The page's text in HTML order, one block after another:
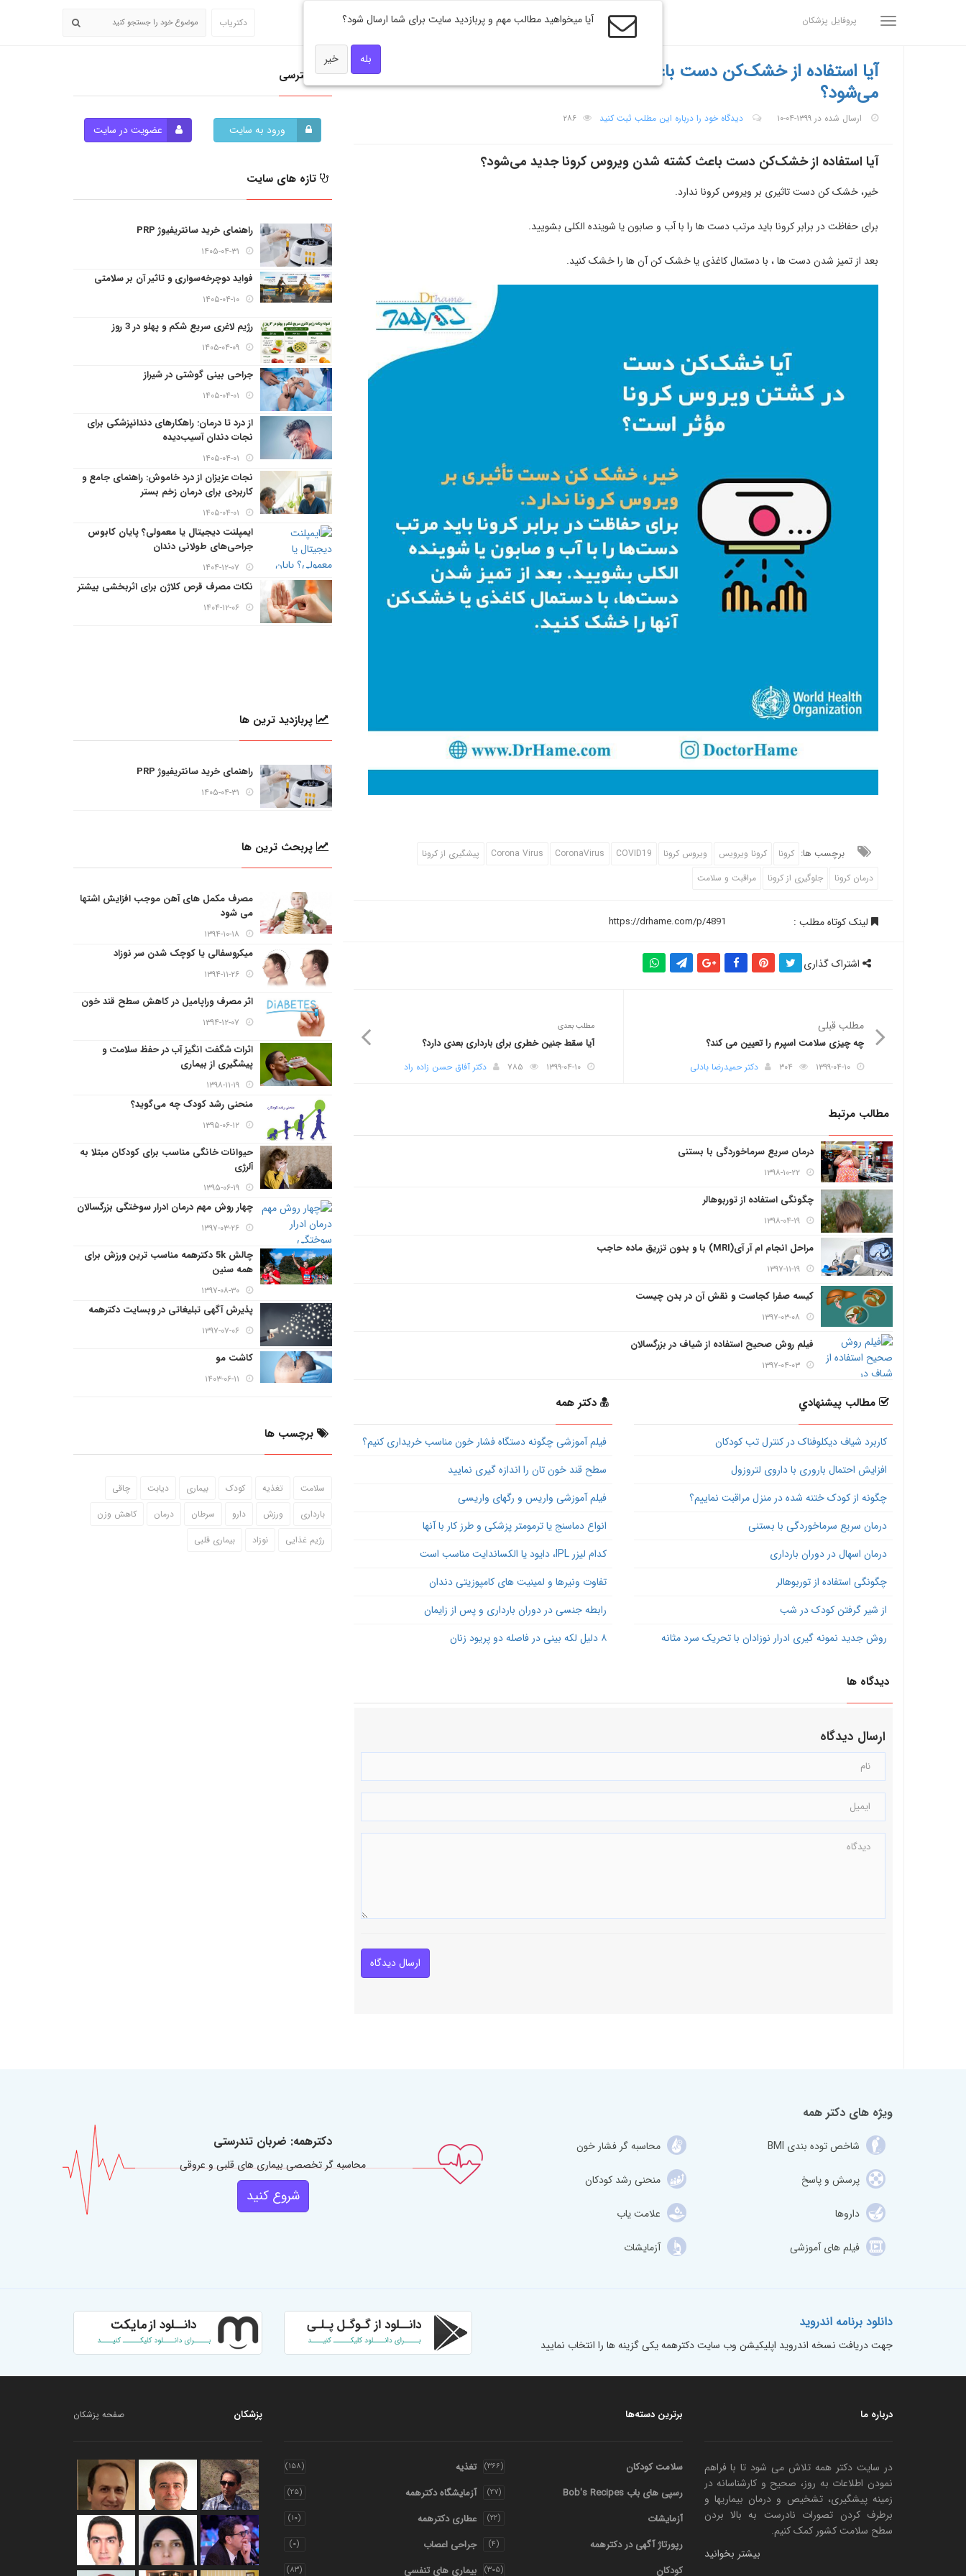
پروفایل پزشکان دکتریاب
آیا استفاده از خشک‌کن دست باعث‌ کشته شدن ویروس کرونا جدید
می‌شود؟
ارسال شده در ۱۳۹۹-۰۴-۱۰ دیدگاه خود را درباره این مطلب ثبت کنید ۲۸۶
آیا استفاده از خشک‌کن دست باعث‌ کشته شدن ویروس کرونا جدید می‌شود؟
خیر، خشک کن دست تاثیری بر ویروس کرونا ندارد.
برای حفاظت در برابر کرونا باید مرتب دست ها را با آب و صابون یا شوینده الکلی بشویید.
بعد از تمیز شدن دست ها ، با دستمال کاغذی یا خشک کن آن ها را خشک کنید.
برچسب ها: کرونا کرونا ویرویس ویروس کرونا COVID19
CoronaVirus
Corona Virus
پیشگیری از کرونا
درمان کرونا
جلوگیری از کرونا مراقبت و سلامت
لینک کوتاه مطلب :
اشتراک گذاری
مطلب قبلی
چه چیزی سلامت اسپرم را تعیین می کند؟
۱۳۹۹-۰۴-۱۰ ۳۰۴ دکتر حمیدرضا بادلی
مطلب بعدی
آیا سقط جنین خطری برای بارداری بعدی دارد؟
۱۳۹۹-۰۴-۱۰ ۷۸۵ دکتر آفاق حسن زاده راد
مطالب مرتبط
درمان سریع سرماخوردگی با بستنی
۱۳۹۸-۱۰-۲۲
چگونگی استفاده از توربوهالر
۱۳۹۸-۰۴-۱۹
مراحل انجام ام آر آی(MRI) با و بدون تزریق ماده حاجب
۱۳۹۷-۱۱-۱۹
کیسه صفرا کجاست و نقش آن در بدن چیست
۱۳۹۷-۰۳-۰۸
فیلم روش صحیح استفاده از شیاف در بزرگسالان
۱۳۹۷-۰۴-۰۳
مطالب پيشنهادي
کاربرد شیاف دیکلوفناک در کنترل تب کودکان
افزایش احتمال باروری با داروی لتروزول
چگونه از کودک ختنه شده در منزل مراقبت نماییم؟
درمان سریع سرماخوردگی با بستنی
درمان اسهال در دوران بارداری
چگونگی استفاده از توربوهالر
از شیر گرفتن کودک در شب
روش جدید نمونه گیری ادرار نوزادان با تحریک سرد مثانه
دکتر همه
فیلم آموزشی چگونه دستگاه فشار خون مناسب خریداری کنیم؟
سطح قند خون تان را اندازه گیری نمایید
فیلم آموزشی واریس و رگهای واریسی
انواع دماسنج یا ترمومتر پزشکی و طرز کار با آنها
کدام لیزر IPL، دایود یا الکساندایت مناسب است
تفاوت ونیرها و لمینیت های کامپوزیتی دندان
رابطه جنسی در دوران بارداری و پس از زایمان
۸ دلیل لکه بینی در فاصله دو پریود زنان
دیدگاه ها
ارسال دیدگاه
ارسال دیدگاه
دسترسی
ورود به سایت عضویت در سایت
تازه های سایت
راهنمای خرید سانتریفیوژ PRP
۱۴۰۵-۰۴-۳۱
فواید دوچرخه‌سواری و تاثیر آن بر سلامتی
۱۴۰۵-۰۴-۱۰
رژیم لاغری سریع شکم و پهلو در 3 روز
۱۴۰۵-۰۴-۰۹
جراحی بینی گوشتی در شیراز
۱۴۰۵-۰۴-۰۱
از درد تا درمان: راهکارهای دندانپزشکی برای
نجات دندان آسیب‌دیده
۱۴۰۵-۰۴-۰۱
نجات عزیزان از درد خاموش: راهنمای جامع و
کاربردی برای درمان زخم بستر
۱۴۰۵-۰۴-۰۱
ایمپلنت دیجیتال یا معمولی؟ پایان کابوس
جراحی‌های طولانی دندان
۱۴۰۴-۱۲-۰۷
نکات مصرف قرص کلاژن برای اثربخشی بیشتر
۱۴۰۴-۱۲-۰۶
پربازدید ترین ها
راهنمای خرید سانتریفیوژ PRP
۱۴۰۵-۰۴-۳۱
پربحث ترین ها
مصرف مکمل های آهن موجب افزایش اشتها
می شود
۱۳۹۴-۱۰-۱۸
میکروسفالی یا کوچک شدن سر نوزاد
۱۳۹۴-۱۱-۲۶
اثر مصرف وراپامیل در کاهش سطح قند خون
۱۳۹۴-۱۲-۰۷
اثرات شگفت انگیز آب در حفظ سلامت و
پیشگیری از بیماری
۱۳۹۸-۱۱-۱۹
منحنی رشد کودک چه می‌گوید؟
۱۳۹۵-۰۶-۱۲
حیوانات خانگی مناسب برای کودکان مبتلا به
آلرژی
۱۳۹۵-۰۶-۱۹
چهار روش مهم درمان ادرار سوختگی بزرگسالان
۱۳۹۷-۰۳-۲۶
چالش 5k دکترهمه مناسب ترین ورزش برای
همه سنین
۱۳۹۷-۰۸-۳۰
پذیرش آگهی تبلیغاتی در وبسایت دکترهمه
۱۳۹۷-۰۷-۰۶
کاشت مو
۱۴۰۳-۰۶-۱۱
برچسب ها
سلامت تغذیه کودک بیماری دیابت
چاقی
بارداری
ورزش دارو سرطان درمان
کاهش وزن
رژیم غذایی
نوزاد بیماری قلبی
ویژه های دکتر همه
شاخص توده بندی BMI
پرسش و پاسخ
داروها
فیلم های آموزشی
محاسبه گر فشار خون
منحنی رشد کودکان
علامت یاب
آزمایشات
دکترهمه: ضربان تندرستی
محاسبه گر تخصصی بیماری های قلبی و عروقی
شروع کنید
دانلود برنامه اندروید
جهت دریافت نسخه اندروید اپلیکیشن وب سایت دکترهمه یکی گزینه ها را انتخاب نمایید
درباره ما
در سایت دکتر همه تلاش می شود تا با فراهم
نمودن اطلاعات به روز، صحیح و کارشناسانه در
زمینه پیشگیری، تشخیص و درمان بیماریها و
برطرف کردن تصورات نادرست به بالا بردن
سطح سلامت کشور کمک کنیم.
بیشتر بخوانید
برترین دسته‌ها
سلامت کودکان (۳۶۶) تغذیه (۱۵۸)
رسپی های باب Bob's Recipes (۲۷) آزمایشگاه دکترهمه (۲۵)
آزمایشات (۲۲) عطاری دکترهمه (۱۰)
رپورتاژ آگهی در دکترهمه (۴) جراحی اعصاب (۰)
کودکان (۳۰۵) بیماری های تنفسی (۸۳)
پزشکان صفحه پزشکان
آیا میخواهید مطالب مهم و پربازدید سایت برای شما ارسال شود؟
بله خیر